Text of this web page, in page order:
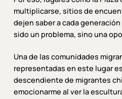
multiplicarse, sitios de
dejen saber a cada
sido un problema, sino una
Una de las comunidades
representadas en este lugar
descendiente de migrantes
emocionarme al ver la